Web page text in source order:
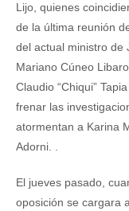
Lijo, quienes
de la última reunión
del actual ministro de
Mariano Cúneo
Claudio “Chiqui”
frenar las
atormentan a Karina
Adorni. .
El jueves pasado,
oposición se cargara